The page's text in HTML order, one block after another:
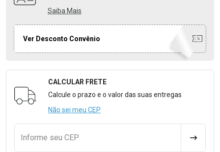
Saiba Mais
Ver Desconto Convênio
Formulário para Calcular o Frete
CALCULAR FRETE
Calcule o prazo e o valor das suas entregas
Não sei meu CEP
Informe seu CEP